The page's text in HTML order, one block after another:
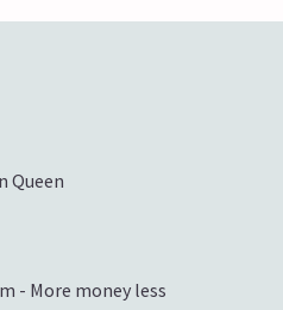
Queen
- More money less